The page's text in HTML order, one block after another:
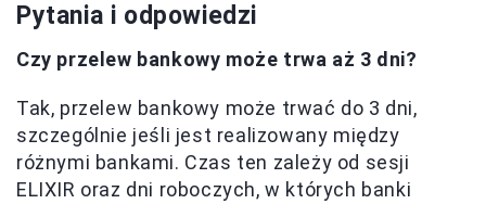
Pytania i odpowiedzi
Czy przelew bankowy może trwa aż 3 dni?
Tak, przelew bankowy może trwać do 3 dni,
szczególnie jeśli jest realizowany między
różnymi bankami. Czas ten zależy od sesji
ELIXIR oraz dni roboczych, w których banki